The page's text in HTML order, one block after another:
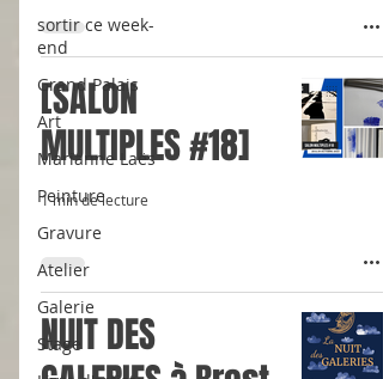
sortir ce week-
end
Grand Palais
Art
Marianne Laës
Peinture
Gravure
Atelier
Galerie
Stage
[SALON
MULTIPLES #18]
1 min de lecture
NUIT DES